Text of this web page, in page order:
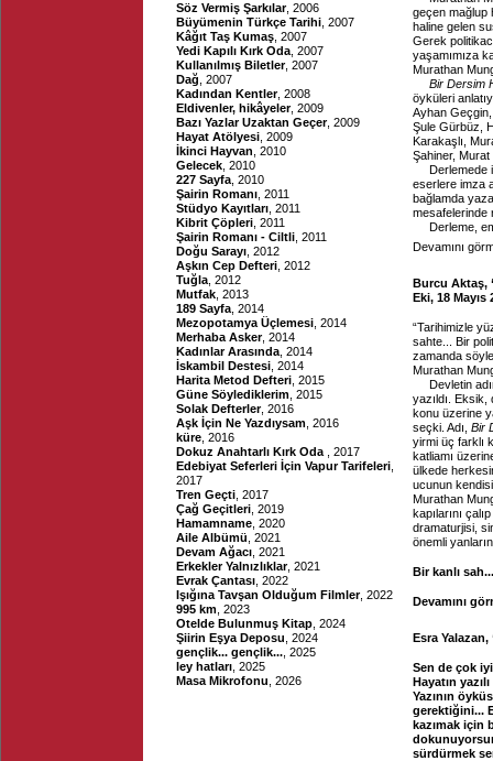
Söz Vermiş Şarkılar, 2006
Büyümenin Türkçe Tarihi , 2007
Kâğıt Taş Kumaş , 2007
Yedi Kapılı Kırk Oda , 2007
Kullanılmış Biletler, 2007
Dağ , 2007
Kadından Kentler, 2008
Eldivenler, hikâyeler, 2009
Bazı Yazlar Uzaktan Geçer, 2009
Hayat Atölyesi , 2009
İkinci Hayvan , 2010
Gelecek , 2010
227 Sayfa , 2010
Şairin Romanı , 2011
Stüdyo Kayıtları , 2011
Kibrit Çöpleri , 2011
Şairin Romanı - Ciltli , 2011
Doğu Sarayı , 2012
Aşkın Cep Defteri , 2012
Tuğla , 2012
Mutfak , 2013
189 Sayfa , 2014
Mezopotamya Üçlemesi , 2014
Merhaba Asker, 2014
Kadınlar Arasında , 2014
İskambil Destesi , 2014
Harita Metod Defteri , 2015
Güne Söylediklerim , 2015
Solak Defterler, 2016
Aşk İçin Ne Yazdıysam , 2016
küre , 2016
Dokuz Anahtarlı Kırk Oda
, 2017
Edebiyat Seferleri İçin Vapur Tarifeleri
2017
Tren Geçti , 2017
Çağ Geçitleri , 2019
Hamamname , 2020
Aile Albümü , 2021
Devam Ağacı , 2021
Erkekler Yalnızlıklar, 2021
Evrak Çantası , 2022
Işığına Tavşan Olduğum Filmler, 2022
995 km , 2023
Otelde Bulunmuş Kitap , 2024
Şiirin Eşya Deposu , 2024
gençlik... gençlik... , 2025
ley hatları , 2025
Masa Mikrofonu , 2026
geçen mağlup
haline gelen
Gerek
yaşamımıza
Murathan
Bir Dersim
öyküleri
Ayhan
Şule Gürbüz,
Karakaşlı,
Şahiner, Murat
Derlemede
eserlere imza
bağlamda
mesafelerinde
Derleme,
Devamını
Burcu Aktaş,
Eki, 18 Mayıs
“Tarihimizle
sahte... Bir
zamanda
Murathan
Devletin
yazıldı.
konu üzerine
seçki. Adı, Bir
yirmi üç farklı
katliamı
ülkede
ucunun
Murathan
kapılarını
dramaturjisi,
önemli
Bir kanlı sah...
Devamını
Esra Yalazan,
Sen de çok
Hayatın
Yazının
gerektiğini...
kazımak için
sürdürmek